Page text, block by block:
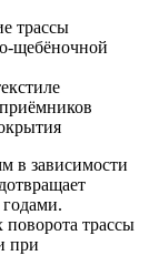
трассы
щебёночной
в зависимости
годами.
трассы
при